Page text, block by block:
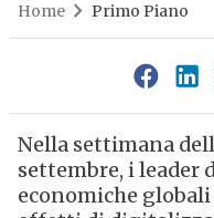
Home Primo Piano
Nella settimana
settembre, i leader
economiche